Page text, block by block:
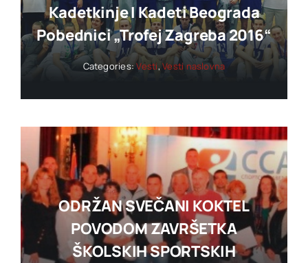
Kadetkinje I Kadeti Beograda
Pobednici „trofej Zagreba 2016“
Categories:Vesti,Vesti naslovna
ODRŽAN SVEČANI KOKTEL
POVODOM ZAVRŠETKA
ŠKOLSKIH SPORTSKIH